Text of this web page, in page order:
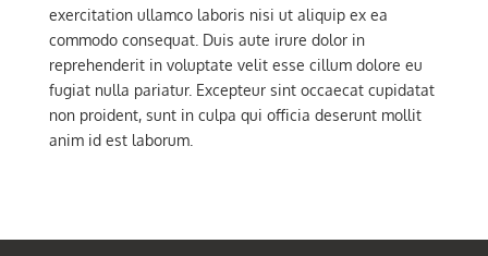
exercitation ullamco laboris nisi ut aliquip ex ea
commodo consequat. Duis aute irure dolor in
reprehenderit in voluptate velit esse cillum dolore eu
fugiat nulla pariatur. Excepteur sint occaecat cupidatat
non proident, sunt in culpa qui officia deserunt mollit
anim id est laborum.